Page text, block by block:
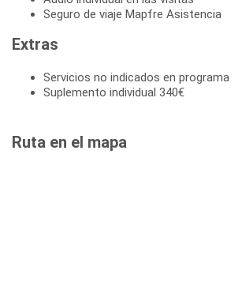
Seguro de viaje Mapfre Asistencia
Extras
Servicios no indicados en programa
Suplemento individual 340€
Ruta en el mapa